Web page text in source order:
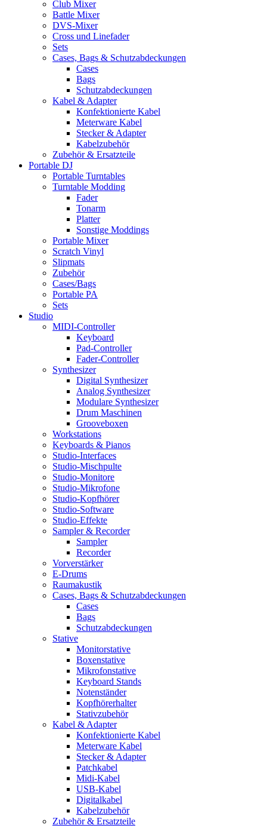
Club Mixer
Battle Mixer
DVS-Mixer
Cross und Linefader
Sets
Cases, Bags & Schutzabdeckungen
Cases
Bags
Schutzabdeckungen
Kabel & Adapter
Konfektionierte Kabel
Meterware Kabel
Stecker & Adapter
Kabelzubehör
Zubehör & Ersatzteile
Portable DJ
Portable Turntables
Turntable Modding
Fader
Tonarm
Platter
Sonstige Moddings
Portable Mixer
Scratch Vinyl
Slipmats
Zubehör
Cases/Bags
Portable PA
Sets
Studio
MIDI-Controller
Keyboard
Pad-Controller
Fader-Controller
Synthesizer
Digital Synthesizer
Analog Synthesizer
Modulare Synthesizer
Drum Maschinen
Grooveboxen
Workstations
Keyboards & Pianos
Studio-Interfaces
Studio-Mischpulte
Studio-Monitore
Studio-Mikrofone
Studio-Kopfhörer
Studio-Software
Studio-Effekte
Sampler & Recorder
Sampler
Recorder
Vorverstärker
E-Drums
Raumakustik
Cases, Bags & Schutzabdeckungen
Cases
Bags
Schutzabdeckungen
Stative
Monitorstative
Boxenstative
Mikrofonstative
Keyboard Stands
Notenständer
Kopfhörerhalter
Stativzubehör
Kabel & Adapter
Konfektionierte Kabel
Meterware Kabel
Stecker & Adapter
Patchkabel
Midi-Kabel
USB-Kabel
Digitalkabel
Kabelzubehör
Zubehör & Ersatzteile